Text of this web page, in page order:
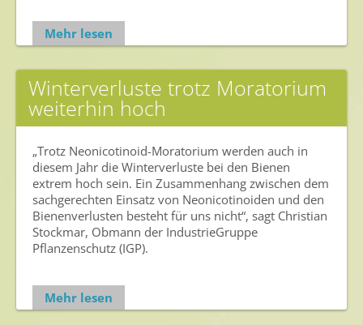
Mehr lesen
Winterverluste trotz Moratorium
weiterhin hoch
„Trotz Neonicotinoid-Moratorium werden auch in
diesem Jahr die Winterverluste bei den Bienen
extrem hoch sein. Ein Zusammenhang zwischen dem
sachgerechten Einsatz von Neonicotinoiden und den
Bienenverlusten besteht für uns nicht“, sagt Christian
Stockmar, Obmann der IndustrieGruppe
Pflanzenschutz (IGP).
Mehr lesen